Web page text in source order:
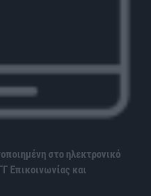
στο ηλεκτρονικό
Επικοινωνίας και